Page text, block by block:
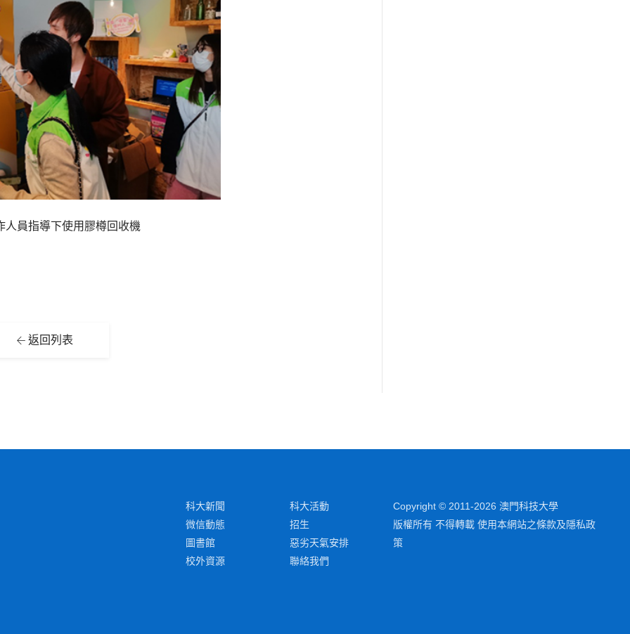
人員指導下使用膠樽回收機
返回列表
科大新聞
科大活動
微信動態
招生
圖書館
惡劣天氣安排
校外資源
聯絡我們
Copyright © 2011-2026 澳門科技大學
版權所有 不得轉載 使用本網站之條款及隱私政
策